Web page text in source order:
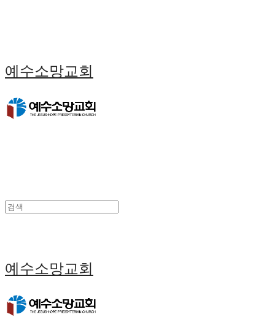
예수소망교회
예수소망교회